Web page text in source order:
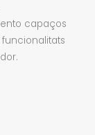
capaços